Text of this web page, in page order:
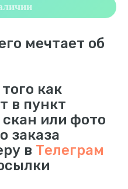
мечтает об
как
в пункт
или фото
заказа
в Телеграм